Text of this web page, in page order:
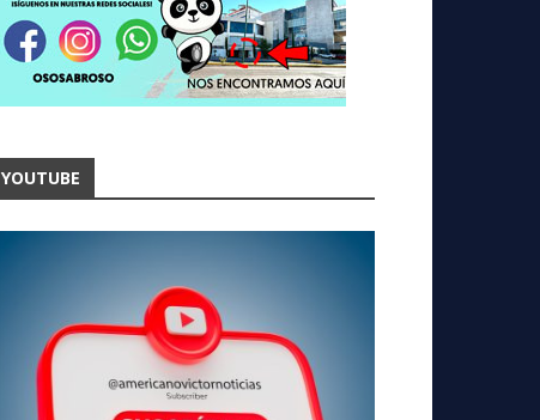
YOUTUBE